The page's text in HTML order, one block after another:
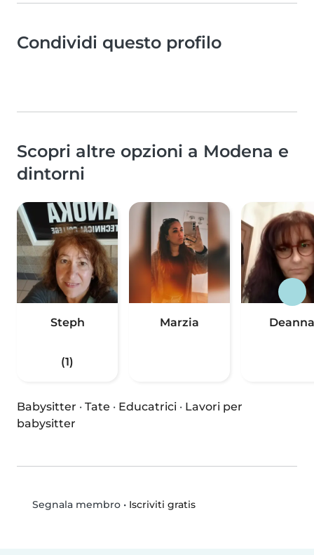
Condividi questo profilo
Scopri altre opzioni a Modena e
dintorni
Steph
(1)
Marzia Deanna
Babysitter · Tate · Educatrici · Lavori per
babysitter
Segnala membro• Iscriviti gratis